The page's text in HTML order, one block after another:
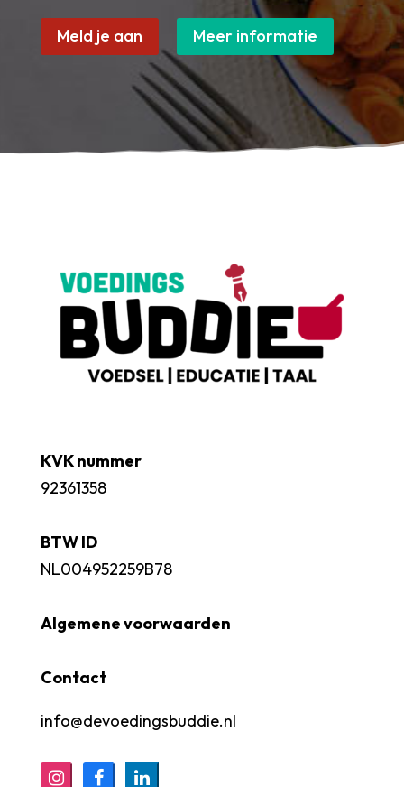
Meld je aan Meer informatie
KVK nummer
92361358
BTW ID
NL004952259B78
Algemene voorwaarden
Contact
info@devoedingsbuddie.nl